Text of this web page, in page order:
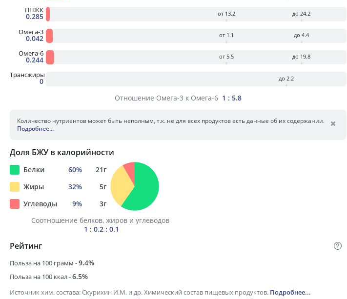
ПНЖК
0.285 от 13.2 до 24.2
Омега-3
0.042 от 1.1 до 4.4
Омега-6
0.244 от 5.5 до 19.8
Трансжиры
0 до 2.2
Отношение Омега-3 к Омега-6 1 : 5.8
Количество нутриентов может быть неполным, т.к. не для всех продуктов есть данные об их содержании.
Подробнее...
Доля БЖУ в калорийности
Белки 60% 21г
Жиры
32% 5г
Углеводы
9% 3г
Соотношение белков, жиров и углеводов
1 : 0.2 : 0.1
Рейтинг
Польза на 100 грамм -9.4%
Польза на 100 ккал -6.5%
Источник хим. состава:Скурихин И.М. и др. Химический состав пищевых продуктов. Подробнее...